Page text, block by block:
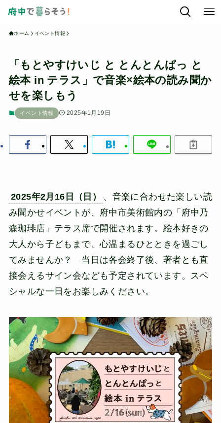
ホーム イベント情報
「もとやすけいじ と とんとんぱっ と
絵本 in テラス」で音楽×絵本の読み聞か
せを楽しもう
イベント情報 2025年1月19日
2025年2月16日（日）
、音楽に合わせた楽しい読
み聞かせイベントが、府中市美術館内の「府中乃
森珈琲店」テラス席で開催されます。絵本好きの
大人から子どもまで、心温まるひとときを過ごし
てみませんか？ 当日は各会終了後、著者とも直
接会えるサイン会なども予定されています。スペ
シャルな一日をお楽しみください。